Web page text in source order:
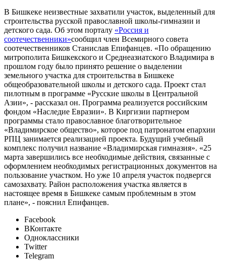
В Бишкеке неизвестные захватили участок, выделенный для
строительства русской православной школы-гимназии и
детского сада. Об этом порталу «Россия и
соотечественники»сообщил член Всемирного совета
соотечественников Станислав Епифанцев. «По обращению
митрополита Бишкекского и Среднеазиатского Владимира в
прошлом году было принято решение о выделении
земельного участка для строительства в Бишкеке
общеобразовательной школы и детского сада. Проект стал
пилотным в программе «Русские школы в Центральной
Азии», - рассказал он. Программа реализуется российским
фондом «Наследие Евразии». В Киргизии партнером
программы стало православное благотворительное
«Владимирское общество», которое под патронатом епархии
РПЦ занимается реализацией проекта. Будущий учебный
комплекс получил название «Владимирская гимназия». «25
марта завершились все необходимые действия, связанные с
оформлением необходимых регистрационных документов на
пользование участком. Но уже 10 апреля участок подвергся
самозахвату. Район расположения участка является в
настоящее время в Бишкеке самым проблемным в этом
плане», - пояснил Епифанцев.
Facebook
ВКонтакте
Одноклассники
Twitter
Telegram